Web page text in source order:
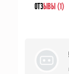
ОТЗЫВЫ (1)